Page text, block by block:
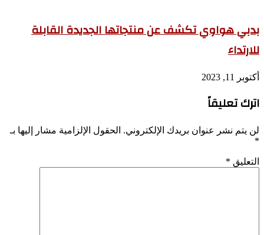
بدبي هواوي تكشف عن منتجاتها الجديدة القابلة
للارتداء
أكتوبر 11, 2023
اترك تعليقاً
لن يتم نشر عنوان بريدك الإلكتروني. الحقول الإلزامية مشار إليها بـ
*
التعليق *